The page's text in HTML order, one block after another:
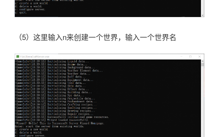
（5）这里输入n来创建一个世界，输入一个世界名